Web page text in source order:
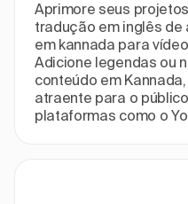
Aprimore seus
tradução em inglês de
em kannada para
Adicione legendas ou
conteúdo em
atraente para o
plataformas como o